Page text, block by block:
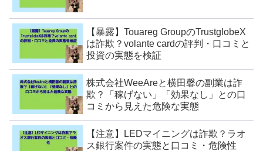
【暴露】Touareg GroupのTrustglobeX
は詐欺？volante cardの評判・口コミと
投資の実態を検証
株式会社WeeAreと横田馨の副業は詐
欺？「稼げない」「効果なし」との口
コミから見えた危険な実態
【注意】LEDマイニングは詐欺？ラオ
ス銀行案件の実態と口コミ・危険性